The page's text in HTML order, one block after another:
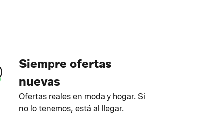
Siempre ofertas
nuevas
Ofertas reales en moda y hogar. Si
no lo tenemos, está al llegar.